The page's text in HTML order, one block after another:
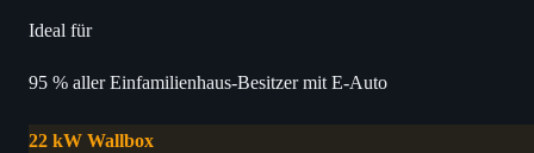
Ideal für
95 % aller Einfamilienhaus-Besitzer mit E-Auto
22 kW Wallbox